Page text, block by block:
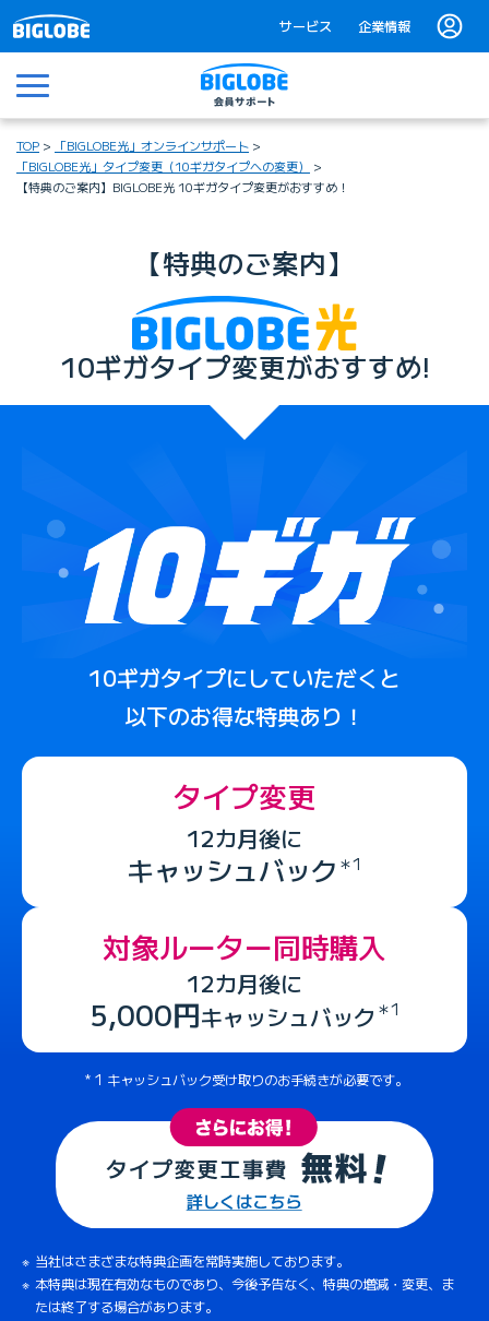
サービス 企業情報
メニュー
TOP
「BIGLOBE光」オンラインサポート
「BIGLOBE光」タイプ変更（10ギガタイプへの変更）
【特典のご案内】BIGLOBE光 10ギガタイプ変更がおすすめ！
【特典のご案内】
10ギガタイプ変更がおすすめ!
10ギガタイプにしていただくと
以下のお得な特典あり！
タイプ変更
12カ月後に
キャッシュバック ＊1
対象ルーター同時購入
12カ月後に
5,000円キャッシュバック ＊1
1 キャッシュバック受け取りのお手続きが必要です。
当社はさまざまな特典企画を常時実施しております。
本特典は現在有効なものであり、今後予告なく、特典の増減・変更、ま
たは終了する場合があります。